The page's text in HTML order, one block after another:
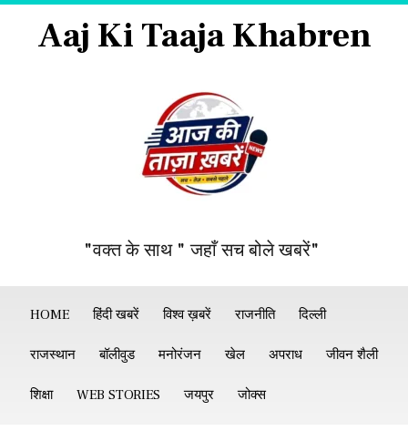
Aaj Ki Taaja Khabren
"वक्त के साथ " जहाँ सच बोले खबरें"
HOME हिंदी खबरें विश्व ख़बरें राजनीति दिल्ली
राजस्थान बॉलीवुड मनोरंजन खेल अपराध जीवन शैली
शिक्षा WEB STORIES जयपुर जोक्स